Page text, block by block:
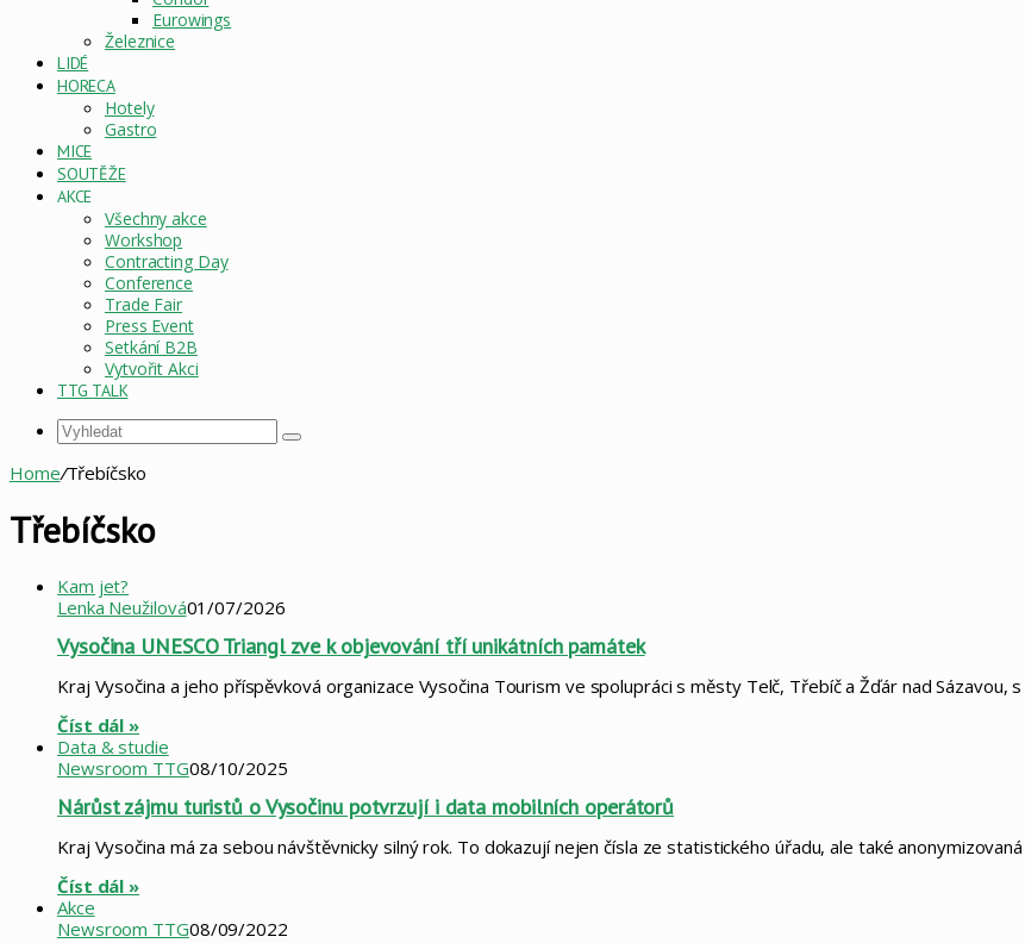
Eurowings
Železnice
LIDÉ
HORECA
Hotely
Gastro
MICE
SOUTĚŽE
AKCE
Všechny akce
Workshop
Contracting Day
Conference
Trade Fair
Press Event
Setkání B2B
Vytvořit Akci
TTG TALK
Vyhledat
Home/Třebíčsko
Třebíčsko
Kam jet?
Lenka Neužilová01/07/2026
Vysočina UNESCO Triangl zve k objevování tří unikátních památek
Kraj Vysočina a jeho příspěvková organizace Vysočina Tourism ve spolupráci s městy Telč, Třebíč a Žďár nad Sázavou,
Číst dál »
Data & studie
Newsroom TTG08/10/2025
Nárůst zájmu turistů o Vysočinu potvrzují i data mobilních operátorů
Kraj Vysočina má za sebou návštěvnicky silný rok. To dokazují nejen čísla ze statistického úřadu, ale také
Číst dál »
Akce
Newsroom TTG08/09/2022